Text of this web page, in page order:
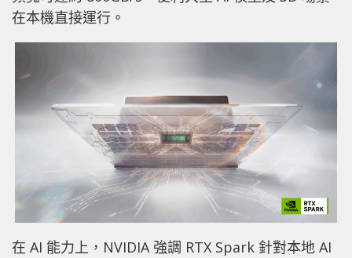
在本機直接運行。
在 AI 能力上，NVIDIA 強調 RTX Spark 針對本地 AI